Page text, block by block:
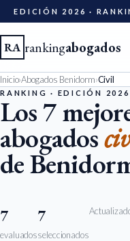
EDICIÓN 2026 ·
RA rankingabogados
Ciudades
Especialidades
Diccionario
Metodología
Inicio›Abogados Benidorm›Civil
RANKING · EDICIÓN 2026
Los 7
abogados
de
7
evaluados
7
seleccionados